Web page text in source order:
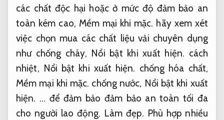
các chất độc hại hoặc ở mức độ đảm bảo an
toàn kém cao, Mềm mại khi mặc. hãy xem xét
việc chọn mua các chất liệu vải chuyên dụng
như chống cháy, Nổi bật khi xuất hiện. cách
nhiệt, Nổi bật khi xuất hiện. chống hóa chất,
Mềm mại khi mặc. chống nước, Nổi bật khi xuất
hiện. … để đảm bảo đảm bảo an toàn tối đa
cho người lao động. Làm đẹp. Phù hợp nhiều